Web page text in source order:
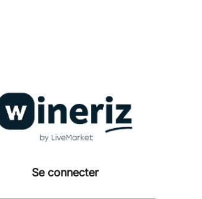
Se connecter